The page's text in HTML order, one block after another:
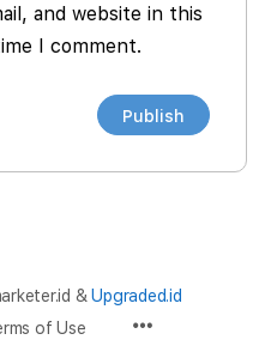
and website in this
I comment.
&Upgraded.id
of Use